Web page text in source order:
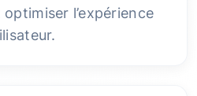
l’expérience